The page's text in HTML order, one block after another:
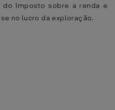
imposto sobre a renda e
no lucro da exploração.